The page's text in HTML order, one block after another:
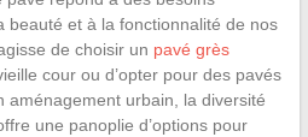
beauté et à la fonctionnalité de nos
de choisir un pavé grès
cour ou d’opter pour des pavés
aménagement urbain, la diversité
une panoplie d’options pour